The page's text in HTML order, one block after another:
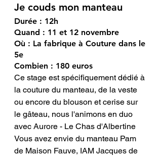
Je couds mon manteau
Durée : 12h
Quand : 11 et 12 novembre
Où : La fabrique à Couture dans le
5e
Combien : 180 euros
Ce stage est spécifiquement dédié à
la couture du manteau, de la veste
ou encore du blouson et cerise sur
le gâteau, nous l'animons en duo
avec Aurore - Le Chas d'Albertine
Vous avez envie du manteau Pam
de Maison Fauve, IAM Jacques de